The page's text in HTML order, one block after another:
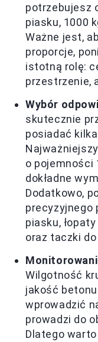
potrzebujesz
piasku, 1000
Ważne jest,
proporcje,
istotną rolę:
przestrzenie,
Wybór
skutecznie
posiadać
o pojemności
dokładne
Dodatkowo,
precyzyjnego
piasku,
oraz taczki
Wilgotność
jakość
wprowadzić
prowadzi do
Dlatego